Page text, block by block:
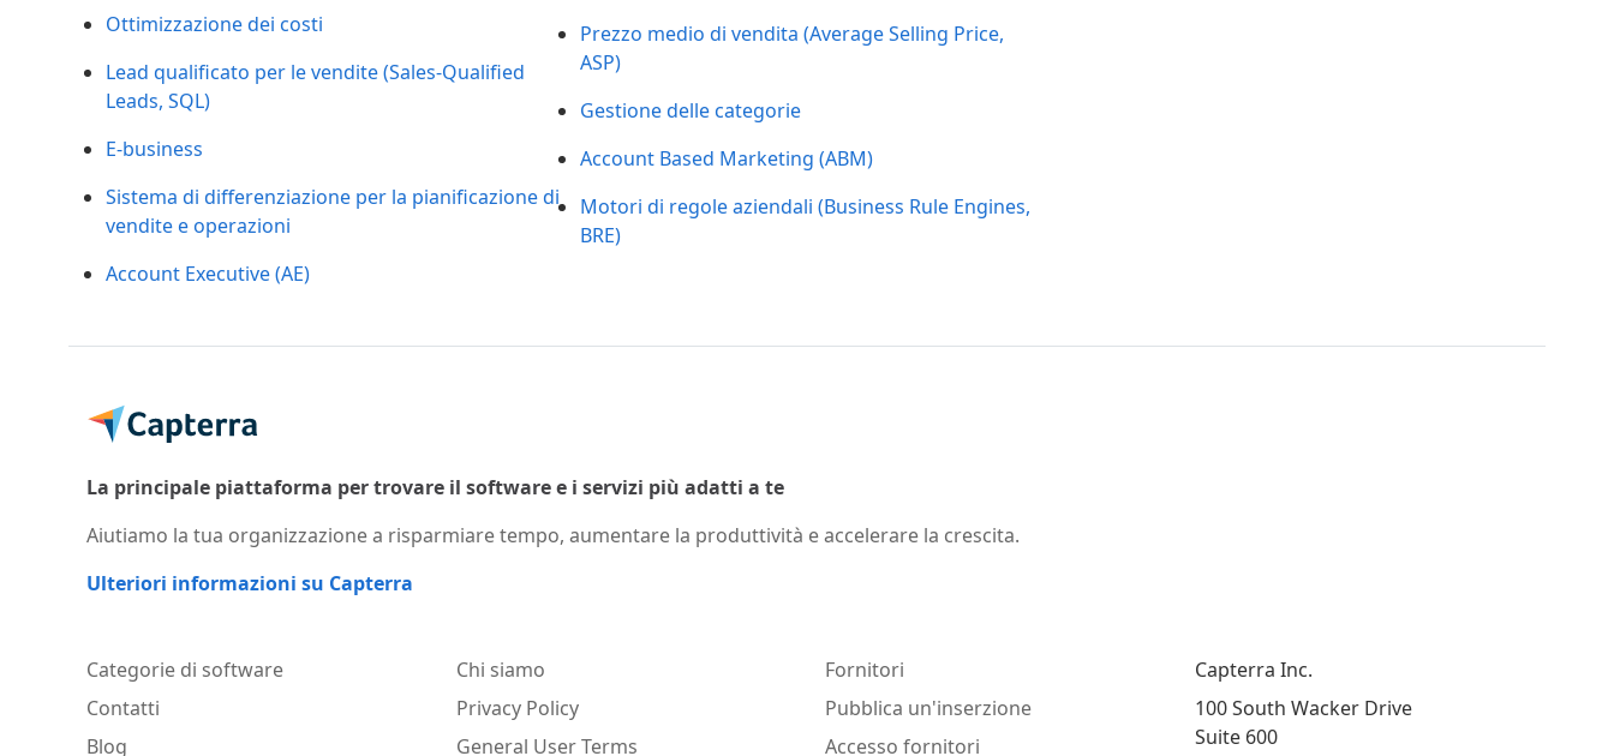
Ottimizzazione dei costi
Lead qualificato per le vendite (Sales-Qualified
Leads, SQL)
E-business
Sistema di differenziazione per la pianificazione di
vendite e operazioni
Account Executive (AE)
Prezzo medio di vendita (Average Selling Price,
ASP)
Gestione delle categorie
Account Based Marketing (ABM)
Motori di regole aziendali (Business Rule Engines,
BRE)
La principale piattaforma per trovare il software e i servizi più adatti a te
Aiutiamo la tua organizzazione a risparmiare tempo, aumentare la produttività e accelerare la crescita.
Ulteriori informazioni su Capterra
Categorie di software
Contatti
Blog
Chi siamo
Privacy Policy
General User Terms
Fornitori
Pubblica un'inserzione
Accesso fornitori
Capterra Inc.
100 South Wacker Drive
Suite 600